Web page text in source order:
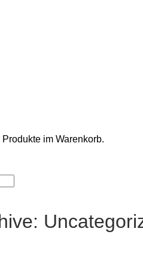
im Warenkorb.